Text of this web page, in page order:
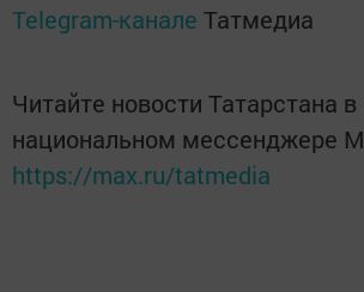
Telegram-канале Татмедиа
Читайте новости Татарстана в
национальном мессенджере
https://max.ru/tatmedia